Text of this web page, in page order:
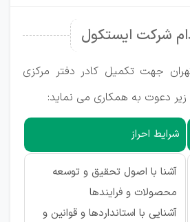
شرکت ایستکول
جهت تکمیل کادر دفتر مرکزی
دعوت به همکاری می نماید:
شرایط احراز
آشنا با اصول تحقیق و توسعه
محصولات و فرایندها
آشنایی با استانداردها و قوانین و